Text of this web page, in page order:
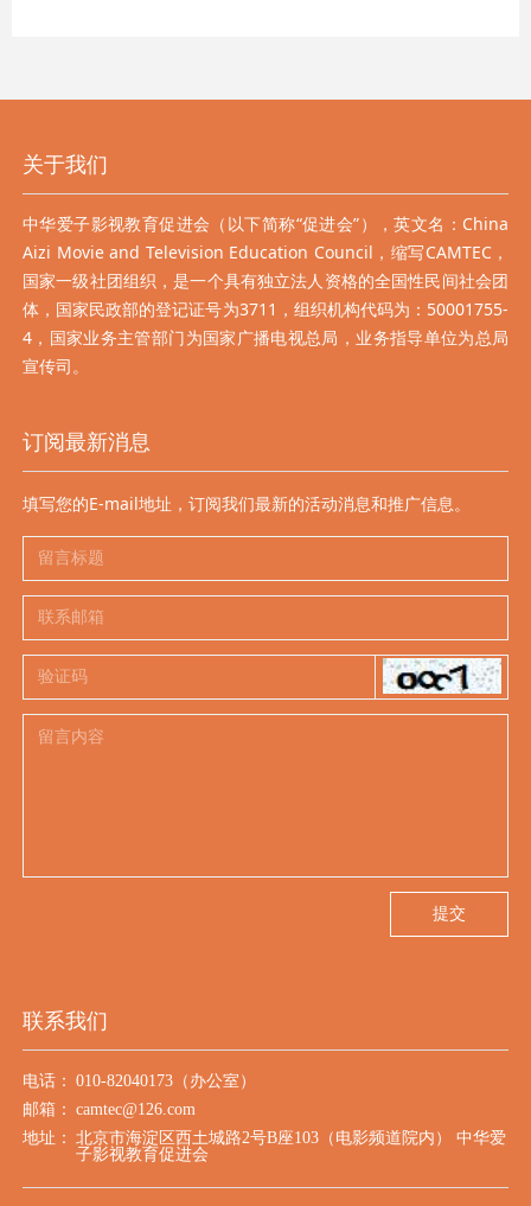
关于我们
中华爱子影视教育促进会（以下简称“促进会”），英文名：China
Aizi Movie and Television Education Council，缩写CAMTEC，
国家一级社团组织，是一个具有独立法人资格的全国性民间社会团
体，国家民政部的登记证号为3711，组织机构代码为：50001755-
4，国家业务主管部门为国家广播电视总局，业务指导单位为总局
宣传司。
订阅最新消息
填写您的E-mail地址，订阅我们最新的活动消息和推广信息。
提交
联系我们
电话： 010-82040173（办公室）
邮箱： camtec@126.com
地址： 北京市海淀区西土城路2号B座103（电影频道院内） 中华爱
子影视教育促进会